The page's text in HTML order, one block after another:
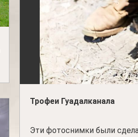
Трофеи Гуадалканала
Эти фотоснимки были